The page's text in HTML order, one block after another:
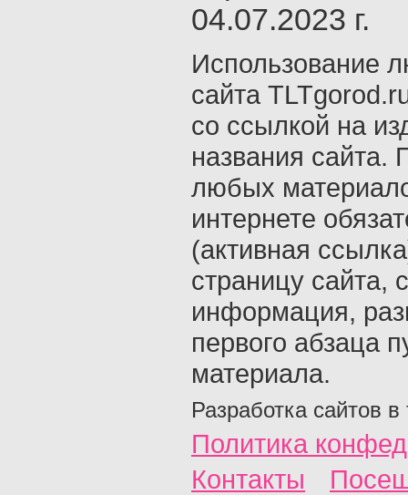
04.07.2023 г.
Использование
сайта
со ссылкой на
названия сайта.
любых
интернете
(активная
страницу сайта,
информация,
первого абзаца
материала.
Разработка сайтов в
Политика
Контакты